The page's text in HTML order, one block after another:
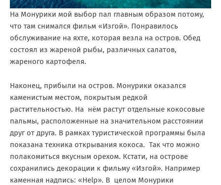
На Монурики мой выбор пал главным образом потому,
что там снимался фильм «Изгой». Понравилось
обслуживание на яхте, которая везла на остров. Обед
состоял из жареной рыбы, различных салатов,
жареного картофеля.
Наконец, прибыли на остров. Монурики оказался
каменистым местом, покрытым редкой
растительностью. На нём растут отдельные кокосовые
пальмы, расположенные на значительном расстоянии
друг от друга. В рамках туристической программы была
показана техника открывания кокоса. Так что можно
полакомиться вкусным орехом. Кстати, на острове
сохранились декорации к фильму «Изгой». Например
каменная надпись: «Help». В целом Монурики